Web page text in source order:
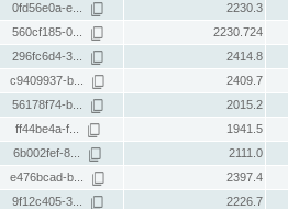
0fd56e0a-e... 2230.3
560cf185-0... 2230.724
296fc6d4-3... 2414.8
c9409937-b... 2409.7
56178f74-b... 2015.2
ff44be4a-f... 1941.5
6b002fef-8... 2111.0
e476bcad-b... 2397.4
9f12c405-3... 2226.7